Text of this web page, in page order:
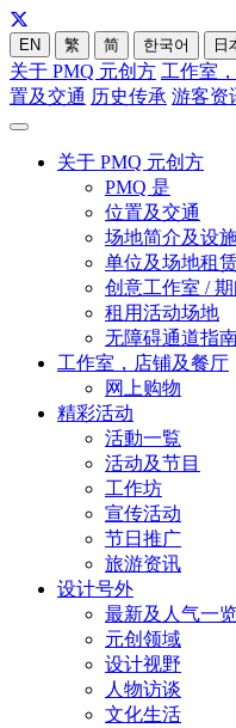
EN 繁 简 한국어 日
关于 PMQ 元创方 工作室
置及交通 历史传承 游客资
关于 PMQ 元创方
PMQ 是
位置及交通
场地简介及设
单位及场地租
创意工作室 /
租用活动场地
无障碍通道指
工作室，店铺及餐厅
网上购物
精彩活动
活動一覧
活动及节目
工作坊
宣传活动
节日推广
旅游资讯
设计号外
最新及人气一
元创领域
设计视野
人物访谈
文化生活